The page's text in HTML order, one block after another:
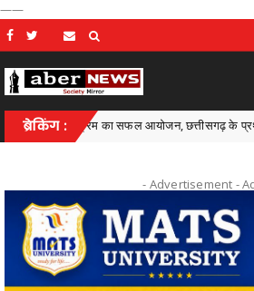
——
ब्रेकिंग :
कार्यक्रम का सफल आयोजन, छत्तीसगढ़ के प्रथम "मातृ
- Advertisement -